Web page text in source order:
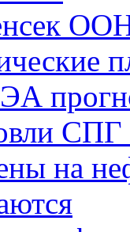
ООН
СПГ
на